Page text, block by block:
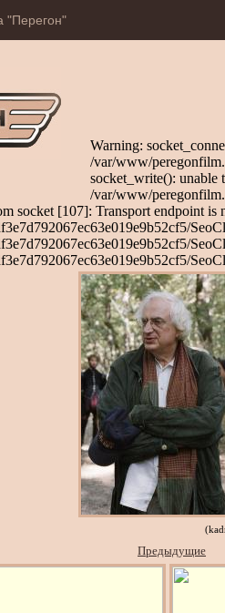
"Перегон"
Warning:
/var/www/
socket_write(): unable
/var/www/
socket [107]: Transport endpoint is
Предыдущие